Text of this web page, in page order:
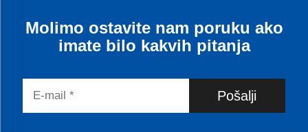
Molimo ostavite nam poruku ako
imate bilo kakvih pitanja
Pošalji